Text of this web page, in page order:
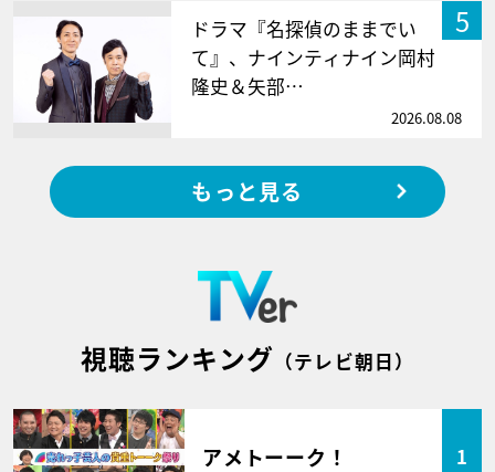
5
ドラマ『名探偵のままでい
て』、ナインティナイン岡村
隆史＆矢部…
2026.08.08
もっと見る
視聴ランキング （テレビ朝日）
アメトーーク！ 1